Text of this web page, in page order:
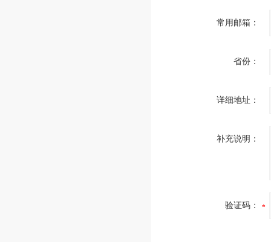
常用邮箱：
省份：
详细地址：
补充说明：
验证码：